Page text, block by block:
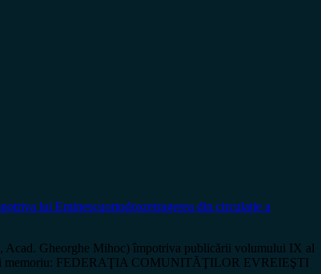
lui Eminescuortodoxretragerea din circulație a
Acad. Gheorghe Mihoc) împotriva publicării volumului IX al
memoriu: FEDERAŢIA COMUNITĂŢILOR EVREIEŞTI